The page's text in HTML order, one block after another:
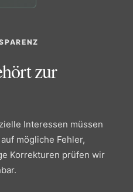
zur
Interessen müssen
mögliche Fehler,
Korrekturen prüfen wir